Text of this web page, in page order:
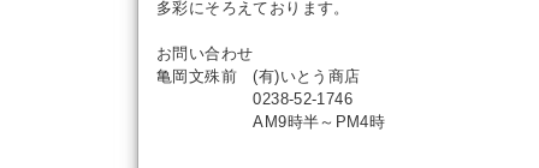
多彩にそろえております。
お問い合わせ
亀岡文殊前 (有)いとう商店
0238-52-1746
AM9時半～PM4時